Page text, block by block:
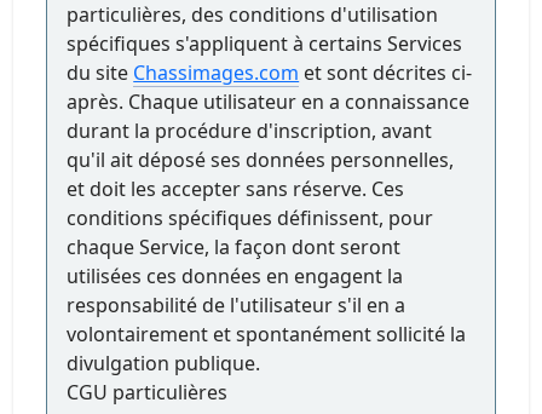
particulières, des conditions d'utilisation
spécifiques s'appliquent à certains Services
du site Chassimages.com et sont décrites ci-
après. Chaque utilisateur en a connaissance
durant la procédure d'inscription, avant
qu'il ait déposé ses données personnelles,
et doit les accepter sans réserve. Ces
conditions spécifiques définissent, pour
chaque Service, la façon dont seront
utilisées ces données en engagent la
responsabilité de l'utilisateur s'il en a
volontairement et spontanément sollicité la
divulgation publique.
CGU particulières